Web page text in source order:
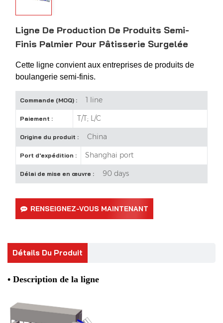
Ligne De Production De Produits Semi-
Finis Palmier Pour Pâtisserie Surgelée
Cette ligne convient aux entreprises de produits de
boulangerie semi-finis.
Commande (MOQ) : 1 line
Paiement : T/T; L/C
Origine du produit : China
Port d'expédition : Shanghai port
Délai de mise en œuvre : 90 days
RENSEIGNEZ-VOUS MAINTENANT
Détails Du Produit
• Description de la ligne